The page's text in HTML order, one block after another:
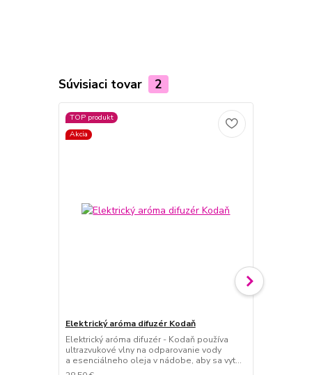
Súvisiaci tovar 2
TOP produkt
Akcia
Elektrický aróma difuzér Kodaň
Elektrický aróma difuzér - Kodaň používa
ultrazvukové vlny na odparovanie vody
a esenciálneho oleja v nádobe, aby sa vyt...